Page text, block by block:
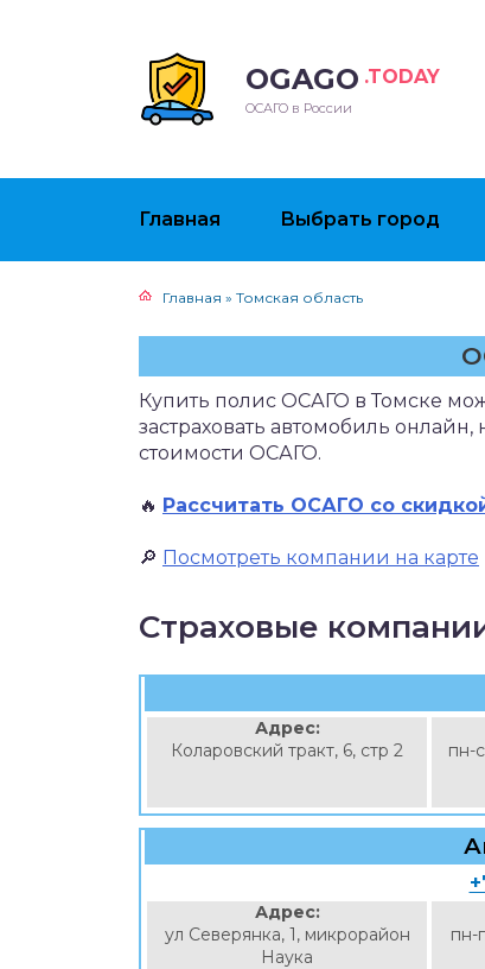
OGAGO .TODAY
ОСАГО в России
Главная Выбрать город
Главная » Томская область
Купить полис ОСАГО в Томске
застраховать автомобиль
стоимости ОСАГО.
🔥 Рассчитать ОСАГО со
🔎 Посмотреть компании на карте
Страховые
Адрес:
Коларовский тракт, 6, стр 2
пн-
Адрес:
ул Северянка, 1, микрорайон
Наука
пн-